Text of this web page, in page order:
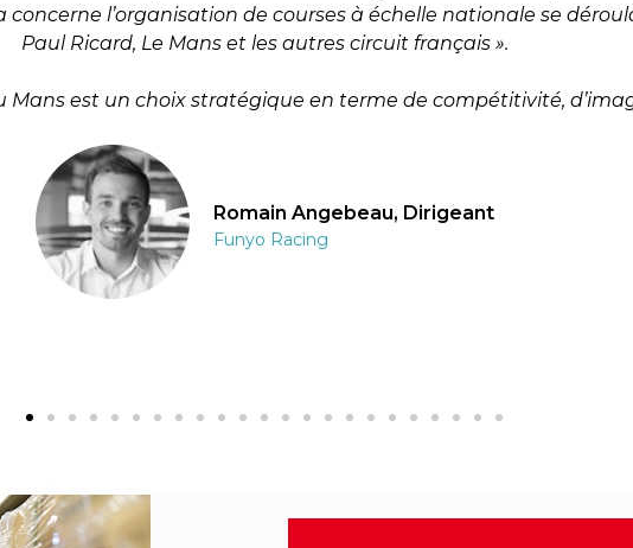
concerne l’organisation de courses à échelle nationale se
Paul Ricard, Le Mans et les autres circuit français ».
Mans est un choix stratégique en terme de compétitivité,
Romain Angebeau, Dirigeant
Funyo Racing